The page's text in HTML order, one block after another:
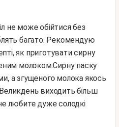
багато. Рекомендую
як приготувати сирну
молоком.Сирну паску
а згущеного молока якось
виходить більш
любите дуже солодкі